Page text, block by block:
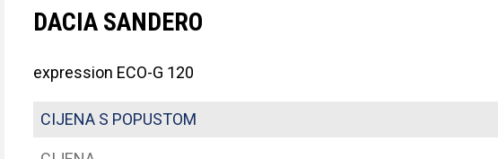
DACIA SANDERO
expression ECO-G 120
CIJENA S POPUSTOM